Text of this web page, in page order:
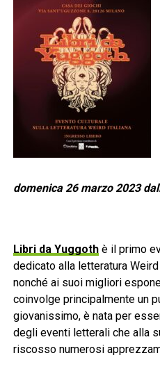
domenica 26 marzo 2023
Libri da Yuggothè il primo
dedicato alla letteratura
nonché ai suoi migliori
coinvolge principalmente un
giovanissimo, è nata per
degli eventi letterali che alla
riscosso numerosi